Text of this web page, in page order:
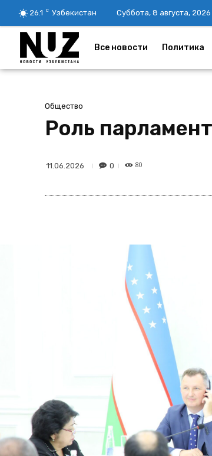
26.1 C Узбекистан Суббота, 8 августа, 2026
Все новости Политика
Общество
Роль
11.06.2026 0 80